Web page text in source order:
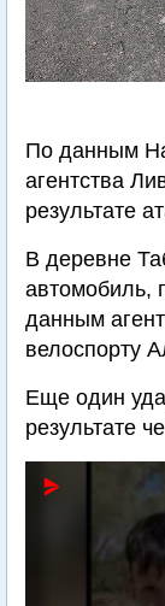
По данным
агентства
результате
В деревне
автомобиль,
данным
велоспорту
Еще один
результате